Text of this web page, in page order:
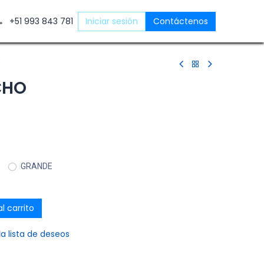
+51 993 843 781 Iniciar sesión Contáctenos
GRANDE
carrito
lista de deseos